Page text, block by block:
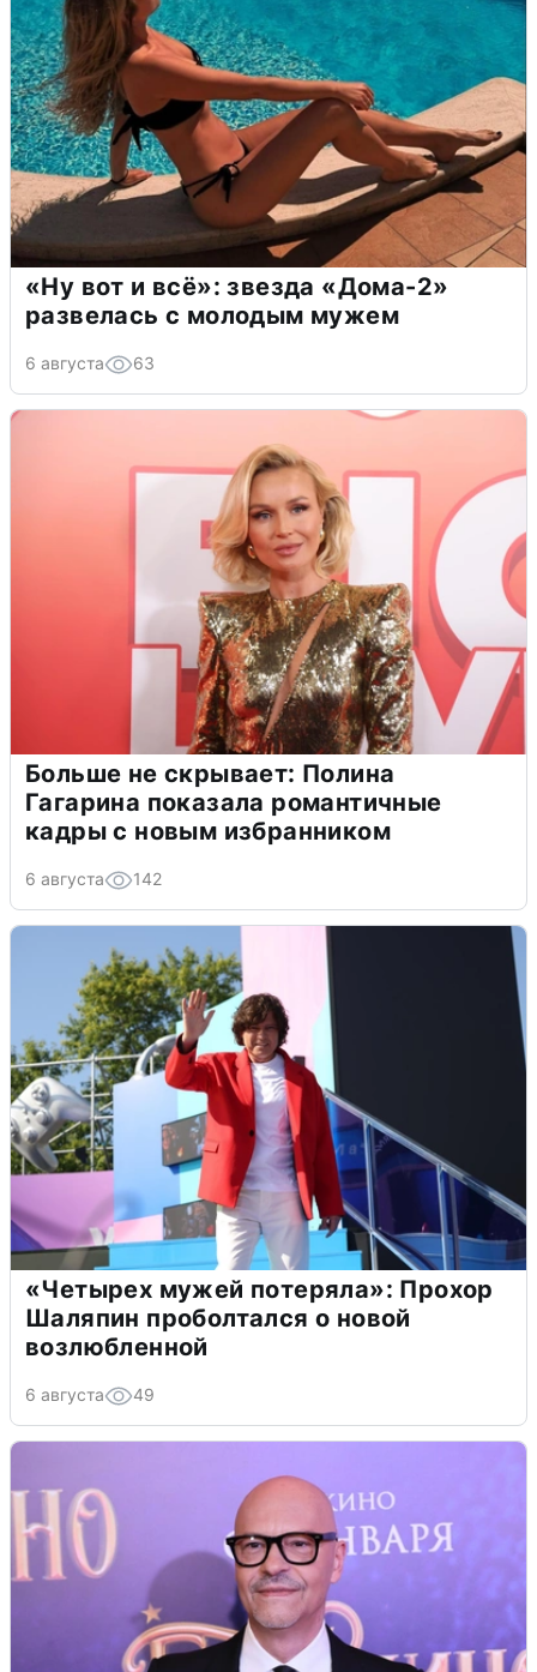
«Ну вот и всё»: звезда «Дома-2»
развелась с молодым мужем
6 августа 63
Больше не скрывает: Полина
Гагарина показала романтичные
кадры с новым избранником
6 августа 142
«Четырех мужей потеряла»: Прохор
Шаляпин проболтался о новой
возлюбленной
6 августа 49